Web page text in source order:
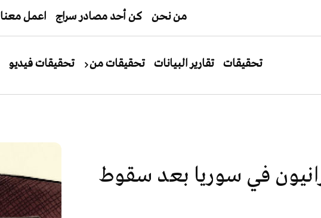
من نحن كن أحد مصادر سراج اعمل معنا
تحقيقات تقارير البيانات تحقيقات من تحقيقات فيديو
في سوريا بعد سقوط